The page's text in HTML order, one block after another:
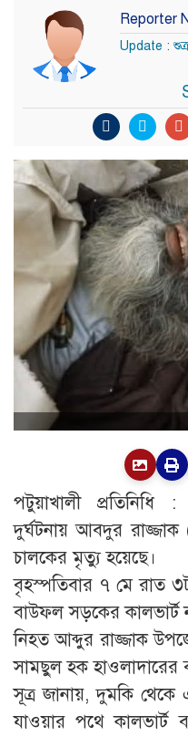
Reporter
Update :
পটুয়াখালী
দুর্ঘটনায় আবদুর
চালকের মৃত্যু হয়েছে।
বৃহস্পতিবার ৭ মে রাত
বাউফল সড়কের কালভার্ট
নিহত আব্দুর রাজ্জাক
সামছুল হক হাওলাদারের
সূত্র জানায়, দুমকি
যাওয়ার পথে কালভার্ট